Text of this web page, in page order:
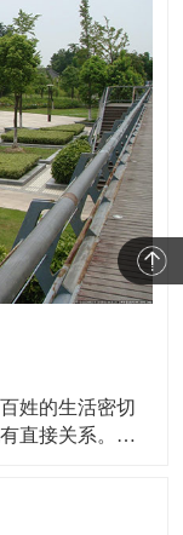
姓的生活密切
直接关系。按
围是什么？